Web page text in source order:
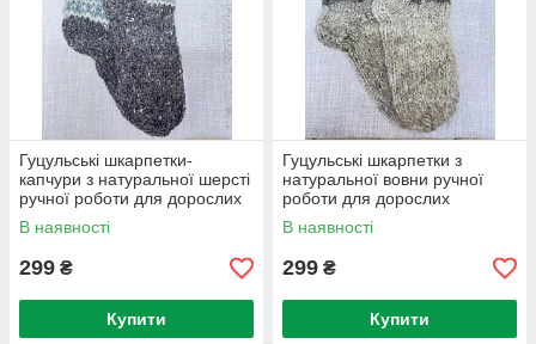
Гуцульські шкарпетки-
капчури з натуральної шерсті
ручної роботи для дорослих
В наявності
299 ₴
Купити
Гуцульські шкарпетки з
натуральної вовни ручної
роботи для дорослих
В наявності
299 ₴
Купити